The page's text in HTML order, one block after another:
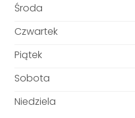
Środa
Czwartek
Piątek
Sobota
Niedziela